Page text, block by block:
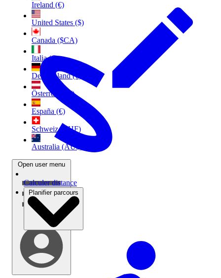
Ireland (€)
United States ($)
Canada ($CA)
Italia (€)
Deutschland (€)
Österreich (€)
España (€)
Schweiz (CHF)
Australia (AU$)
Open user menu
Calculer distance
Planifier parcours